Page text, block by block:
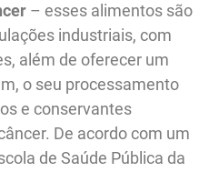
– esses alimentos são
industriais, com
além de oferecer um
o seu processamento
e conservantes
De acordo com um
de Saúde Pública da